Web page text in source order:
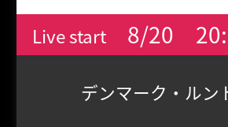
Live start 8/20
デンマーク・ルン